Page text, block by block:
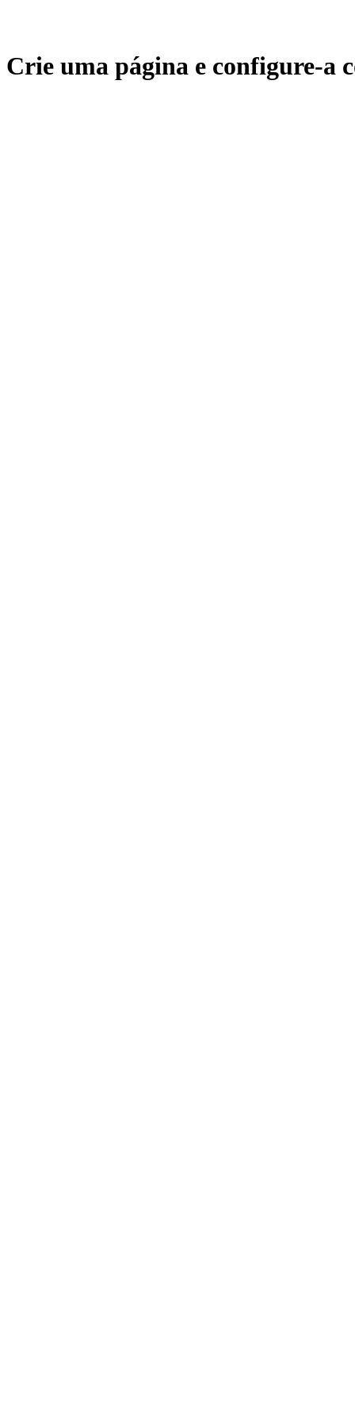
Crie uma página e configure-a